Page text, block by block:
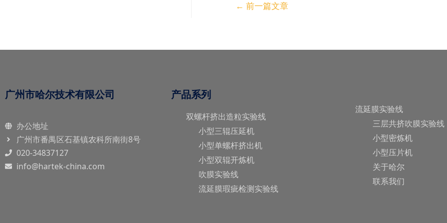
← 前一篇文章
广州市哈尔技术有限公司
办公地址
广州市番禺区石基镇农科所南街8号
020-34837127
info@hartek-china.com
产品系列
双螺杆挤出造粒实验线
小型三辊压延机
小型单螺杆挤出机
小型双辊开炼机
吹膜实验线
流延膜瑕疵检测实验线
流延膜实验线
三层共挤吹膜实验线
小型密炼机
小型压片机
关于哈尔
联系我们